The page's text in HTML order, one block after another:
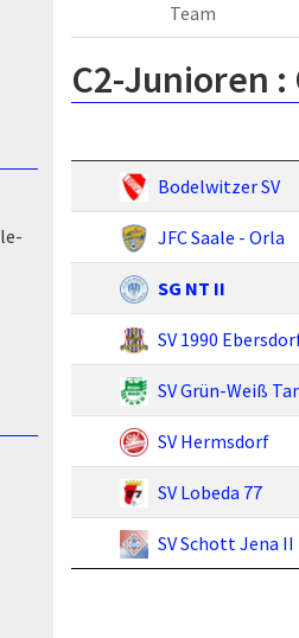
Team
C2-Junioren :
Bodelwitzer SV
JFC Saale - Orla
SG NT II
SV 1990
SV Grün-Weiß
SV Hermsdorf
SV Lobeda 77
SV Schott Jena II